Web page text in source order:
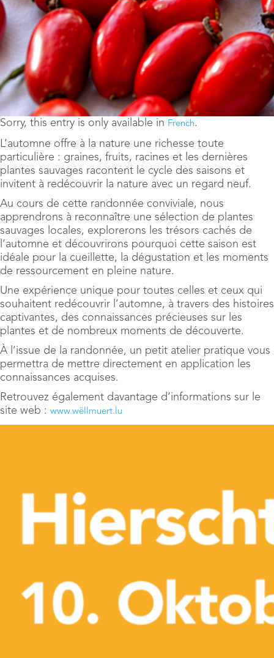
Sorry, this entry is only available in French.
L’automne offre à la nature une richesse toute
particulière : graines, fruits, racines et les dernières
plantes sauvages racontent le cycle des saisons et
invitent à redécouvrir la nature avec un regard neuf.
Au cours de cette randonnée conviviale, nous
apprendrons à reconnaître une sélection de plantes
sauvages locales, explorerons les trésors cachés de
l’automne et découvrirons pourquoi cette saison est
idéale pour la cueillette, la dégustation et les moments
de ressourcement en pleine nature.
Une expérience unique pour toutes celles et ceux qui
souhaitent redécouvrir l’automne, à travers des histoires
captivantes, des connaissances précieuses sur les
plantes et de nombreux moments de découverte.
À l’issue de la randonnée, un petit atelier pratique vous
permettra de mettre directement en application les
connaissances acquises.
Retrouvez également davantage d’informations sur le
site web : www.wëllmuert.lu